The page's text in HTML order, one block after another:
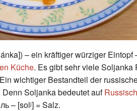
– ein kräftiger würziger Eintopf
Küche. Es gibt sehr viele Soljanka
wichtiger Bestandteil der
Soljanka bedeutet aufRussisch
– [solʲ] = Salz.